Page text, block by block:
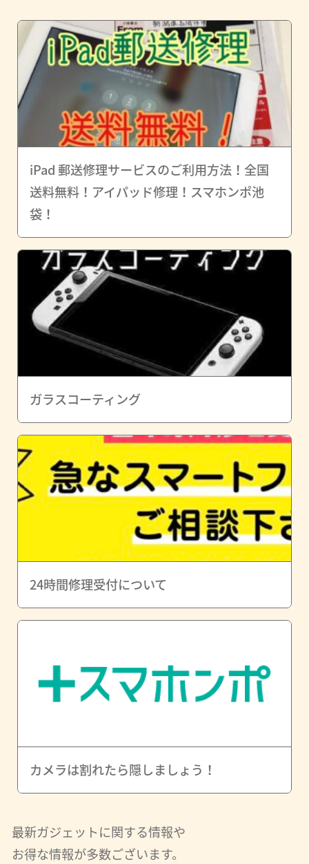
iPad 郵送修理サービスのご利用方法！全国
送料無料！アイパッド修理！スマホンポ池
袋！
ガラスコーティング
24時間修理受付について
カメラは割れたら隠しましょう！
最新ガジェットに関する情報や
お得な情報が多数ございます。